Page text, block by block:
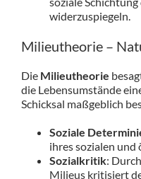
widerzuspiegeln.
Milieutheorie –
Die Milieutheorie
die Lebensumstände
Schicksal maßgeblich
Soziale
ihres sozialen und
Sozialkritik:
Milieus kritisiert